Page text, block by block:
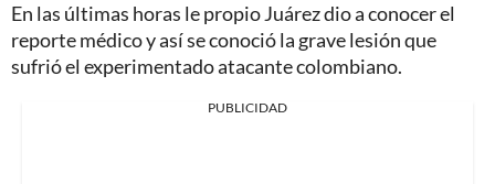
En las últimas horas le propio Juárez dio a conocer el
reporte médico y así se conoció la grave lesión que
sufrió el experimentado atacante colombiano.
PUBLICIDAD